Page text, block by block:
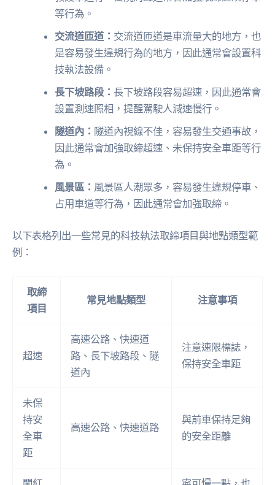
等行為。
交流道匝道： 交流道匝道是車流量大的地方，也
是容易發生違規行為的地方，因此通常會設置科
技執法設備。
長下坡路段： 長下坡路段容易超速，因此通常會
設置測速照相，提醒駕駛人減速慢行。
隧道內： 隧道內視線不佳，容易發生交通事故，
因此通常會加強取締超速、未保持安全車距等行
為。
風景區： 風景區人潮眾多，容易發生違規停車、
占用車道等行為，因此通常會加強取締。
以下表格列出一些常見的科技執法取締項目與地點類型範
例：
取締
項目
常見地點類型 注意事項
超速
高速公路、快速道
路、長下坡路段、隧
道內
注意速限標誌，
保持安全車距
未保
持安
全車
距
高速公路、快速道路
與前車保持足夠
的安全距離